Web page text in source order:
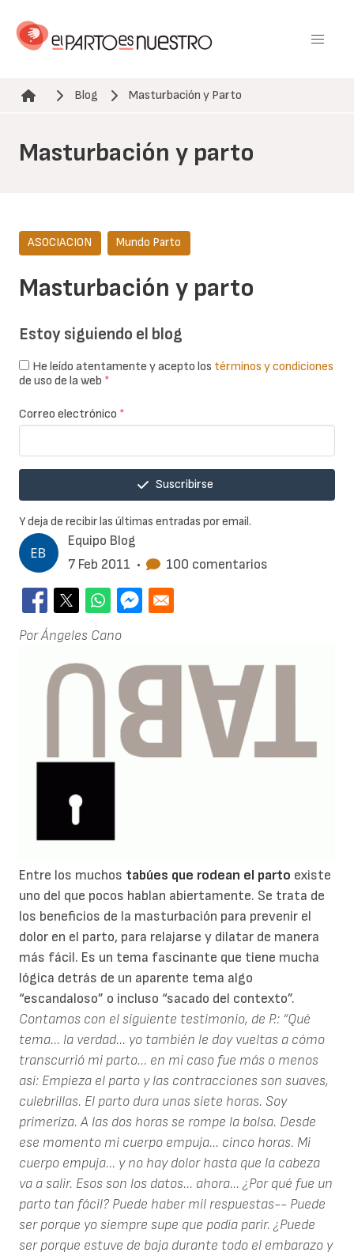
contenido
Ruta de navegación
Blog Masturbación y Parto
Masturbación y parto
Equipo Blog
7 Feb 2011 • 100 comentarios
Masturbación y parto
ASOCIACION Mundo Parto
Por Ángeles Cano
Entre los muchos tabúes que rodean el parto existe
uno del que pocos hablan abiertamente. Se trata de
los beneficios de la masturbación para prevenir el
dolor en el parto, para relajarse y dilatar de manera
más fácil. Es un tema fascinante que tiene mucha
lógica detrás de un aparente tema algo
“escandaloso” o incluso “sacado del contexto”.
Contamos con el siguiente testimonio, de P.: “Qué
tema... la verdad... yo también le doy vueltas a cómo
transcurrió mi parto... en mi caso fue más o menos
así: Empieza el parto y las contracciones son suaves,
culebrillas. El parto dura unas siete horas. Soy
primeriza. A las dos horas se rompe la bolsa. Desde
ese momento mi cuerpo empuja... cinco horas. Mi
cuerpo empuja... y no hay dolor hasta que la cabeza
va a salir. Esos son los datos... ahora... ¿Por qué fue un
parto tan fácil? Puede haber mil respuestas-- Puede
ser porque yo siempre supe que podía parir. ¿Puede
ser porque estuve de baja durante todo el embarazo y
Estoy siguiendo el blog
He leído atentamente y acepto los términos y condiciones
de uso de la web *
Correo electrónico *
Suscribirse
Y deja de recibir las últimas entradas por email.